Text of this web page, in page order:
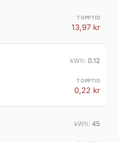
13,97 kr
0.12
0,22 kr
45